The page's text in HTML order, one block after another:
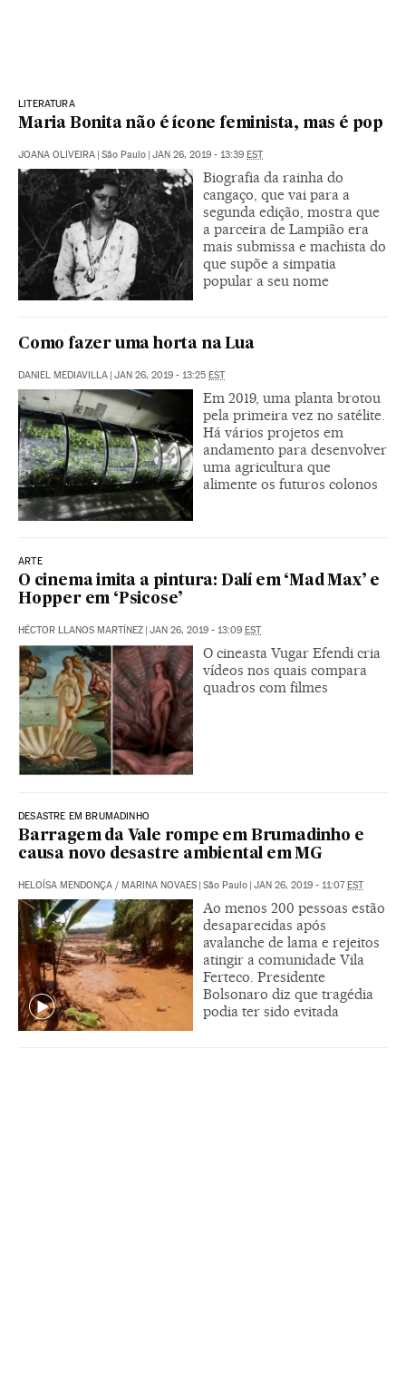
LITERATURA
Maria Bonita não é ícone feminista, mas é pop
JOANA OLIVEIRA São Paulo JAN 26, 2019 - 13:39 EST
Biografia da rainha do
cangaço, que vai para a
segunda edição, mostra que
a parceira de Lampião era
mais submissa e machista do
que supõe a simpatia
popular a seu nome
Como fazer uma horta na Lua
DANIEL MEDIAVILLA JAN 26, 2019 - 13:25 EST
Em 2019, uma planta brotou
pela primeira vez no satélite.
Há vários projetos em
andamento para desenvolver
uma agricultura que
alimente os futuros colonos
ARTE
O cinema imita a pintura: Dalí em ‘Mad Max’ e
Hopper em ‘Psicose’
HÉCTOR LLANOS MARTÍNEZ | JAN 26, 2019 - 13:09 EST
O cineasta Vugar Efendi cria
vídeos nos quais compara
quadros com filmes
DESASTRE EM BRUMADINHO
Barragem da Vale rompe em Brumadinho e
causa novo desastre ambiental em MG
HELOÍSA MENDONÇA / MARINA NOVAES | São Paulo | JAN 26, 2019 - 11:07EST
Ao menos 200 pessoas estão
desaparecidas após
avalanche de lama e rejeitos
atingir a comunidade Vila
Ferteco. Presidente
Bolsonaro diz que tragédia
podia ter sido evitada